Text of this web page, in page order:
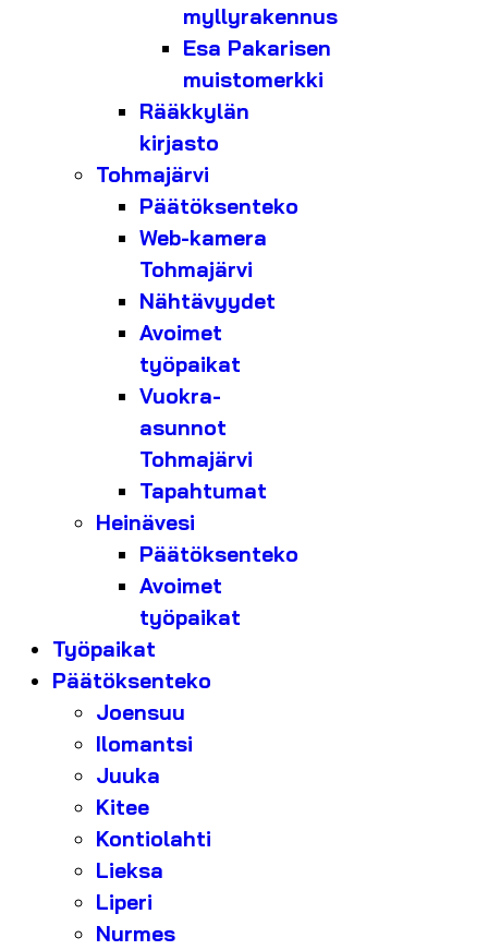
myllyrakennus
Esa Pakarisen
muistomerkki
Rääkkylän
kirjasto
Tohmajärvi
Päätöksenteko
Web-kamera
Tohmajärvi
Nähtävyydet
Avoimet
työpaikat
Vuokra-
asunnot
Tohmajärvi
Tapahtumat
Heinävesi
Päätöksenteko
Avoimet
työpaikat
Työpaikat
Päätöksenteko
Joensuu
Ilomantsi
Juuka
Kitee
Kontiolahti
Lieksa
Liperi
Nurmes